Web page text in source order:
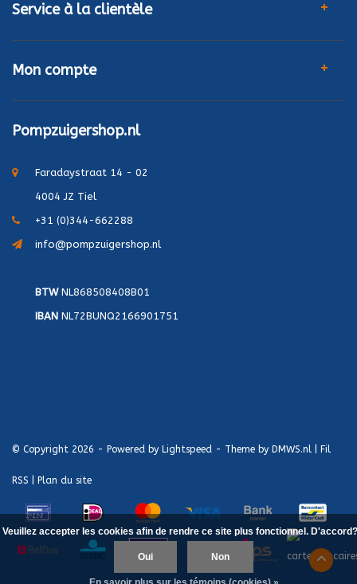
Service à la clientèle
Mon compte
Pompzuigershop.nl
Faradaystraat 14 - 02
4004 JZ Tiel
+31 (0)344-662288
info@pompzuigershop.nl
BTWNL868508408B01
IBAN NL72BUNQ2166901751
© Copyright 2026 - Powered by Lightspeed - Theme by DMWS.nl Fil
RSS Plan du site
Veuillez accepter les cookies afin de rendre ce site plus fonctionnel. D'accord?
Oui Non